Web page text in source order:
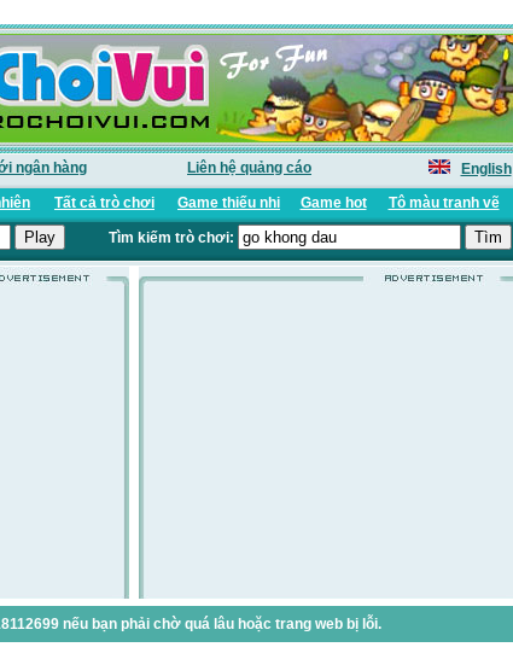
ngân hàng Liên hệ quảng cáo
English
Tất cả trò chơi Game thiếu nhi Game hot Tô màu tranh vẽ
Tìm kiếm trò chơi:
nếu bạn phải chờ quá lâu hoặc trang web bị lỗi.